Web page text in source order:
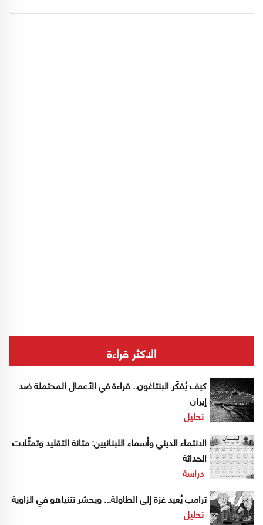
تشريعي في تاريخ الولايات المتحدة ولو كان الثمن
الاكثر قراءة
كيف يُفكّر البنتاغون.. قراءة في الأعمال المحتملة ضد
إيران
تحليل
الانتماء الديني وأسماء اللبنانيين: متانة التقليد وتمثّلات
الحداثة
دراسة
ترامب يُعيد غزة إلى الطاولة... ويحشر نتنياهو في الزاوية
تحليل